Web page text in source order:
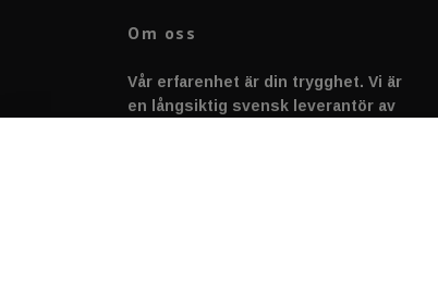
Om oss
Vår erfarenhet är din trygghet. Vi är
en långsiktig svensk leverantör av